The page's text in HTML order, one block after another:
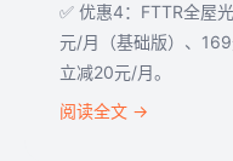
✅ 优惠4：FTTR全屋
元/月（基础版）、
立减20元/月。
阅读全文 →